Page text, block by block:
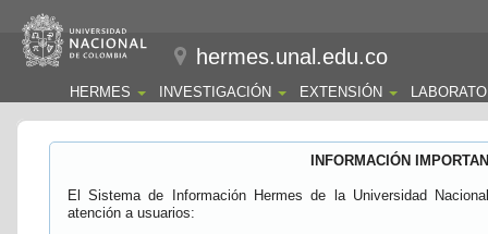
hermes.unal.edu.co
HERMES INVESTIGACIÓN EXTENSIÓN
INFORMACIÓN
El Sistema de Información Hermes de la Universidad
atención a usuarios: